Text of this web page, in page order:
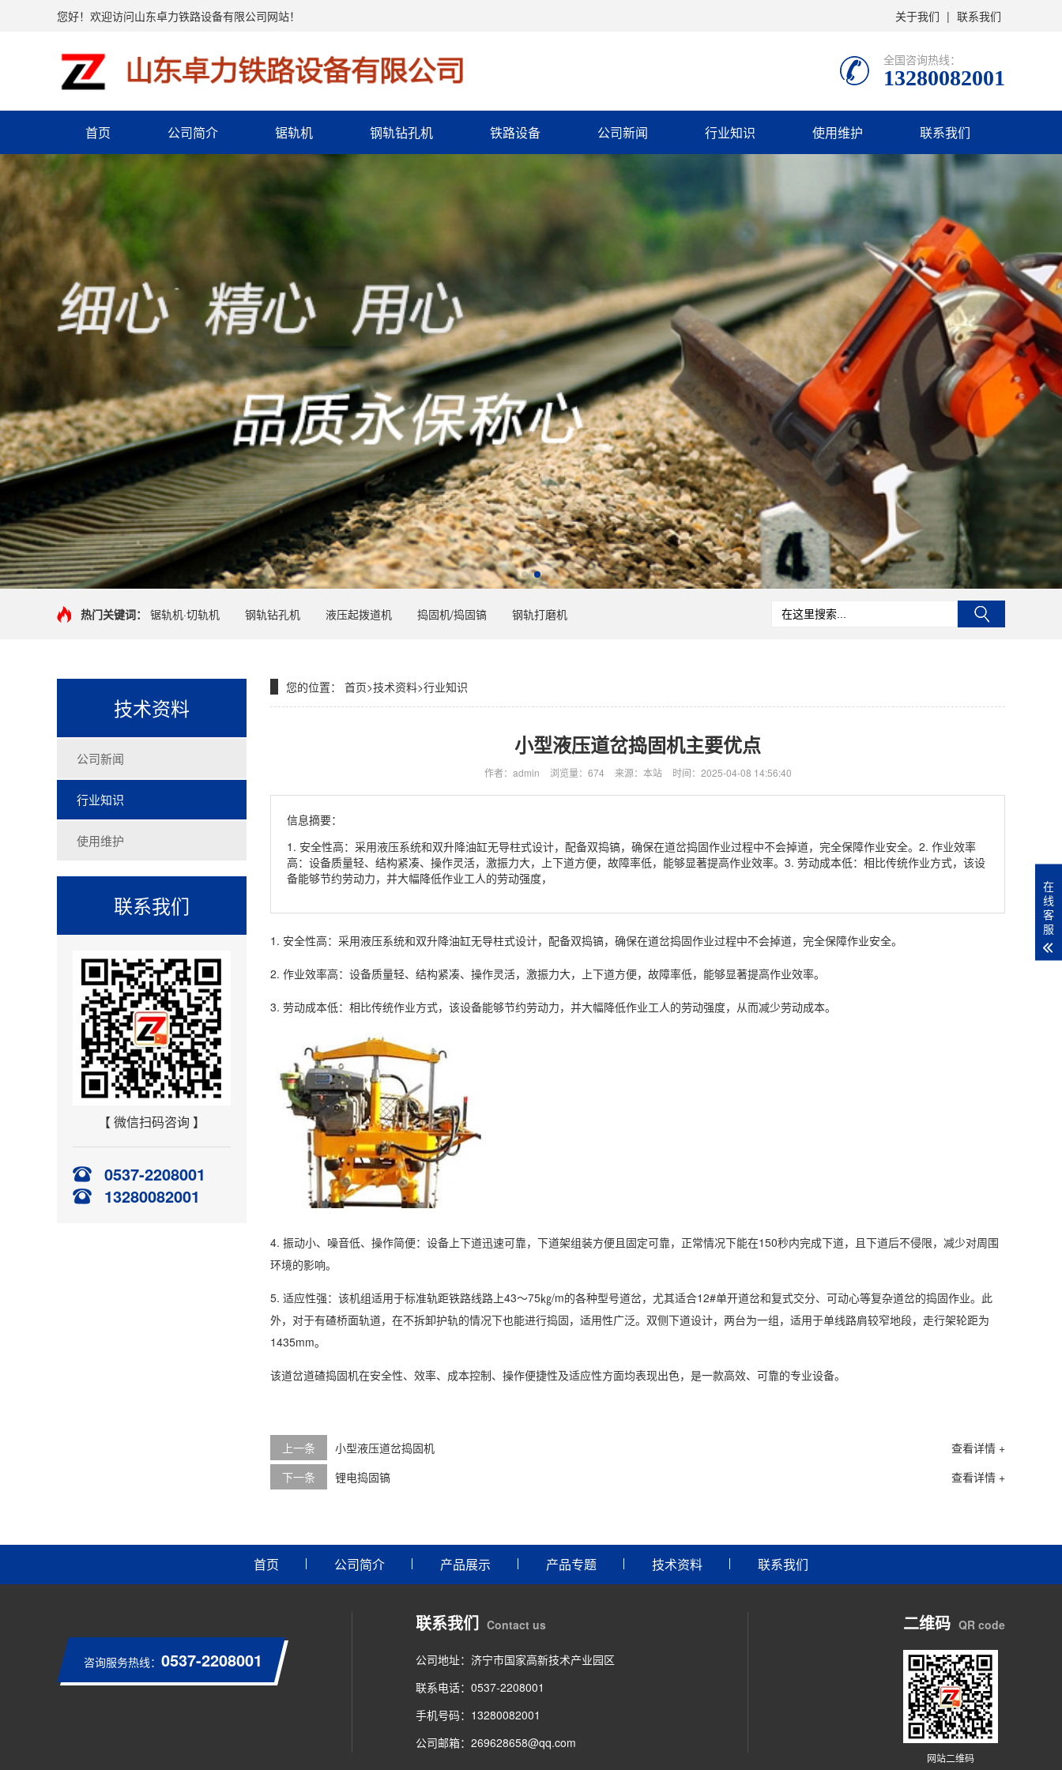
您好！欢迎访问山东卓力铁路设备有限公司网站！ 关于我们 | 联系我们
全国咨询热线：
13280082001
首页 公司简介 锯轨机 钢轨钻孔机 铁路设备 公司新闻 行业知识 使用维护 联系我们
热门关键词： 锯轨机·切轨机 钢轨钻孔机 液压起拨道机 捣固机/捣固镐 钢轨打磨机
技术资料
公司新闻
行业知识
使用维护
联系我们
【 微信扫码咨询 】
0537-2208001
13280082001
您的位置： 首页>技术资料>行业知识
小型液压道岔捣固机主要优点
作者：admin 浏览量：674 来源：本站 时间：2025-04-08 14:56:40
信息摘要：
1. 安全性高：采用液压系统和双升降油缸无导柱式设计，配备双捣镐，确保在道岔捣固作业过程中不会掉道，完全保障作业安全。2. 作业效率
高：设备质量轻、结构紧凑、操作灵活，激振力大，上下道方便，故障率低，能够显著提高作业效率。3. 劳动成本低：相比传统作业方式，该设
备能够节约劳动力，并大幅降低作业工人的劳动强度，
1. 安全性高：采用液压系统和双升降油缸无导柱式设计，配备双捣镐，确保在道岔捣固作业过程中不会掉道，完全保障作业安全。
2. 作业效率高：设备质量轻、结构紧凑、操作灵活，激振力大，上下道方便，故障率低，能够显著提高作业效率。
3. 劳动成本低：相比传统作业方式，该设备能够节约劳动力，并大幅降低作业工人的劳动强度，从而减少劳动成本。
4. 振动小、噪音低、操作简便：设备上下道迅速可靠，下道架组装方便且固定可靠，正常情况下能在150秒内完成下道，且下道后不侵限，减少对周围
环境的影响。
5. 适应性强：该机组适用于标准轨距铁路线路上43～75㎏/m的各种型号道岔，尤其适合12#单开道岔和复式交分、可动心等复杂道岔的捣固作业。此
外，对于有碴桥面轨道，在不拆卸护轨的情况下也能进行捣固，适用性广泛。双侧下道设计，两台为一组，适用于单线路肩较窄地段，走行架轮距为
1435mm。
该道岔道碴捣固机在安全性、效率、成本控制、操作便捷性及适应性方面均表现出色，是一款高效、可靠的专业设备。
上一条 查看详情 +
小型液压道岔捣固机
下一条
查看详情 +
锂电捣固镐
首页 公司简介 产品展示 产品专题 技术资料 联系我们
咨询服务热线： 0537-2208001
联系我们 Contact us
公司地址：济宁市国家高新技术产业园区
联系电话：0537-2208001
手机号码：13280082001
公司邮箱：269628658@qq.com
二维码 QR code
网站二维码
在
线
客
服